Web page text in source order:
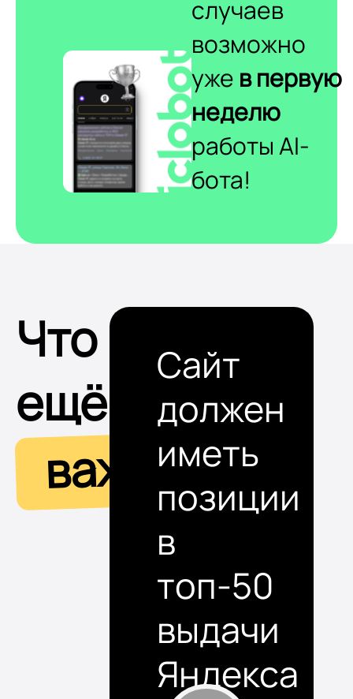
случаев
возможно
уже в первую
неделю
работы AI-
бота!
Что
ещё
важно
Сайт
должен
иметь
позиции
в
топ-50
выдачи
Яндекса